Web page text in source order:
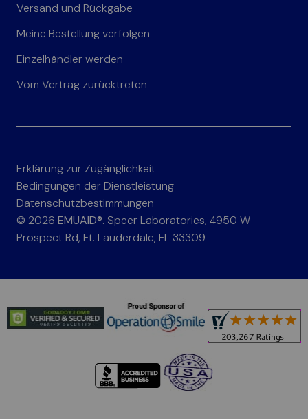
Versand und Rückgabe
Meine Bestellung verfolgen
Einzelhändler werden
Vom Vertrag zurücktreten
Erklärung zur Zugänglichkeit
Bedingungen der Dienstleistung
Datenschutzbestimmungen
© 2026 EMUAID®. Speer Laboratories, 4950 W
Prospect Rd, Ft. Lauderdale, FL 33309